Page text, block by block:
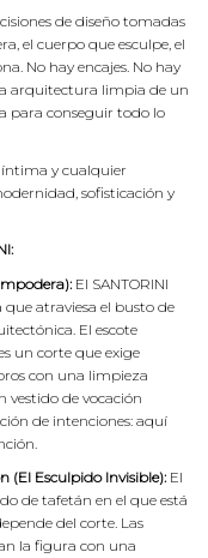
de diseño tomadas
el cuerpo que esculpe, el
No hay encajes. No hay
arquitectura limpia de un
para conseguir todo lo
íntima y cualquier
sofisticación y
El SANTORINI
atraviesa el busto de
El escote
un corte que exige
con una limpieza
vestido de vocación
de intenciones: aquí
(El Esculpido Invisible): El
de tafetán en el que está
del corte. Las
la figura con una